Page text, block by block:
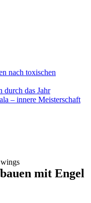
nach toxischen
das Jahr
– innere Meisterschaft
mit Engel